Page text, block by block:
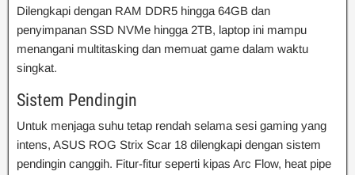
Dilengkapi dengan RAM DDR5 hingga 64GB dan
penyimpanan SSD NVMe hingga 2TB, laptop ini mampu
menangani multitasking dan memuat game dalam waktu
singkat.
Sistem Pendingin
Untuk menjaga suhu tetap rendah selama sesi gaming yang
intens, ASUS ROG Strix Scar 18 dilengkapi dengan sistem
pendingin canggih. Fitur-fitur seperti kipas Arc Flow, heat pipe